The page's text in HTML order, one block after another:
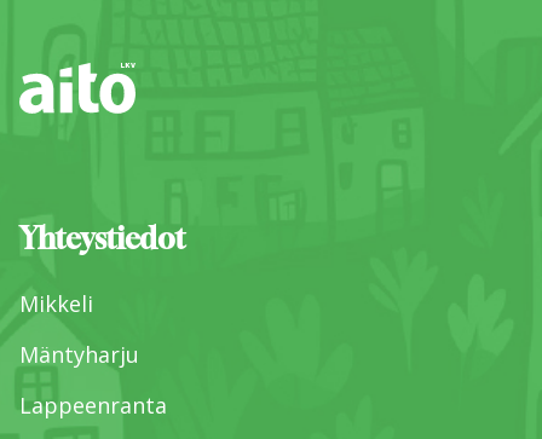
Yhteystiedot
Mikkeli
Mäntyharju
Lappeenranta